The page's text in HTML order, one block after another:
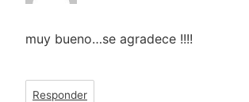
muy bueno…se agradece !!!!
Responder